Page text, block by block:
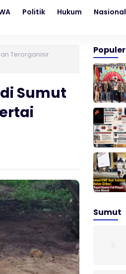
Politik Hukum Nasional
Terorganisir
Sumut
Populer
Sumut